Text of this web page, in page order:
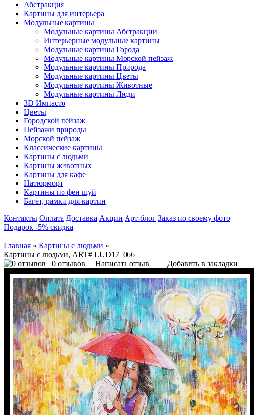
Абстракция
Картины для интерьера
Модульные картины
Модульные картины Абстракции
Интерьерные модульные картины
Модульные картины Города
Модульные картины Морской пейзаж
Модульные картины Природа
Модульные картины Цветы
Модульные картины Животные
Модульные картины Люди
3D Импасто
Цветы
Городской пейзаж
Пейзажи природы
Морской пейзаж
Классические картины
Картины с людьми
Картины животных
Картины для кафе
Натюрморт
Картины по фен шуй
Багет, рамки для картин
Контакты Оплата Доставка Акции Арт-блог Заказ по своему фото
Подарок -5% скидка
Главная » Картины с людьми »
Картины с людьми, ART# LUD17_066
0 отзывов
Написать отзыв Добавить в закладки